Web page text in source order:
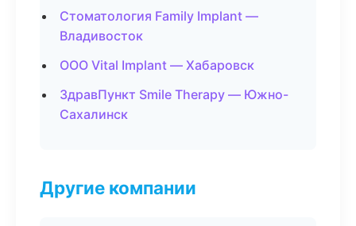
Стоматология Family Implant —
Владивосток
ООО Vital Implant — Хабаровск
ЗдравПункт Smile Therapy — Южно-
Сахалинск
Другие компании